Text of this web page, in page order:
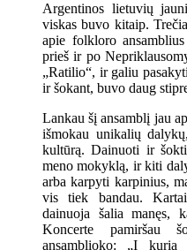
Argentinos lietuvių
viskas buvo kitaip.
apie folkloro
prieš ir po
„Ratilio“, ir galiu
ir šokant, buvo daug
Lankau šį ansamblį jau
išmokau unikalių
kultūrą. Dainuoti ir
meno mokyklą, ir kiti
arba karpyti karpinius,
vis tiek bandau.
dainuoja šalia manęs,
Koncerte pamiršau
ansamblioko: „Į